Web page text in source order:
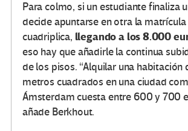
Para colmo, si un estudiante finaliza
decide apuntarse en otra la matrícula
cuadriplica, llegando a los 8.000
eso hay que añadirle la continua
de los pisos. “Alquilar una habitación
metros cuadrados en una ciudad
Ámsterdam cuesta entre 600 y 700
añade Berkhout.